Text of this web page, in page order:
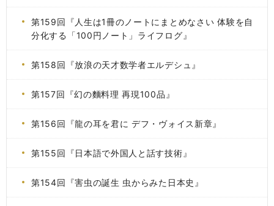
第159回『人生は1冊のノートにまとめなさい 体験を自
分化する「100円ノート」ライフログ』
第158回『放浪の天才数学者エルデシュ』
第157回『幻の麵料理 再現100品』
第156回『龍の耳を君に デフ・ヴォイス新章』
第155回『日本語で外国人と話す技術』
第154回『害虫の誕生 虫からみた日本史』